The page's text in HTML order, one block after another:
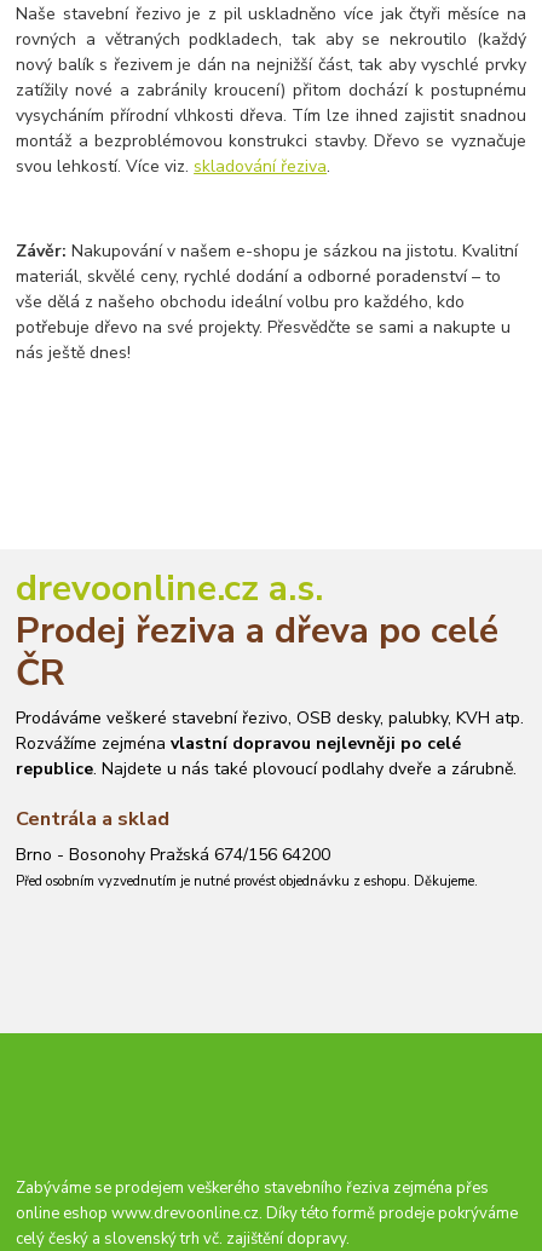
Naše stavební řezivo je z pil uskladněno více jak čtyři měsíce na
rovných a větraných podkladech, tak aby se nekroutilo (každý
nový balík s řezivem je dán na nejnižší část, tak aby vyschlé prvky
zatížily nové a zabránily kroucení) přitom dochází k postupnému
vysycháním přírodní vlhkosti dřeva. Tím lze ihned zajistit snadnou
montáž a bezproblémovou konstrukci stavby. Dřevo se vyznačuje
svou lehkostí. Více viz.skladování řeziva.
Závěr: Nakupování v našem e-shopu je sázkou na jistotu. Kvalitní
materiál, skvělé ceny, rychlé dodání a odborné poradenství – to
vše dělá z našeho obchodu ideální volbu pro každého, kdo
potřebuje dřevo na své projekty. Přesvědčte se sami a nakupte u
nás ještě dnes!
drevoonline.cz a.s.
Prodej řeziva a dřeva po celé
ČR
Prodáváme veškeré stavební řezivo, OSB desky, palubky, KVH atp.
Rozvážíme zejménavlastní dopravou nejlevněji po celé
republice. Najdete u nás také plovoucí podlahy dveře a zárubně.
Centrála a sklad
Brno - Bosonohy Pražská 674/156 64200
Před osobním vyzvednutím je nutné provést objednávku z eshopu. Děkujeme.
Zabýváme se prodejem veškerého stavebního řeziva zejména přes
online eshopwww.drevoonline.cz. Díky této formě prodeje pokrýváme
celý český a slovenský trh vč. zajištění dopravy.